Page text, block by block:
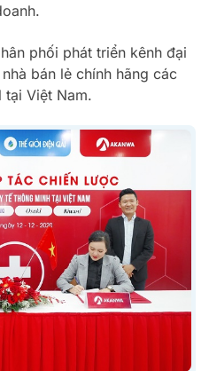
phối phát triển kênh đại
bán lẻ chính hãng các
tại Việt Nam.